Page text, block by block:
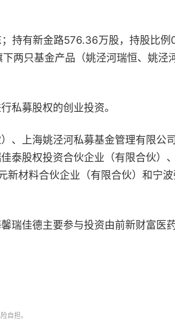
持有新金路576.36万股，持股比
两只基金产品（姚泾河瑞恒、姚泾
私募股权的创业投资。
、上海姚泾河私募基金管理有限公
泰股权投资合伙企业（有限合伙）
材料合伙企业（有限合伙）和宁
瑞佳德主要参与投资由前新财富医
自担。